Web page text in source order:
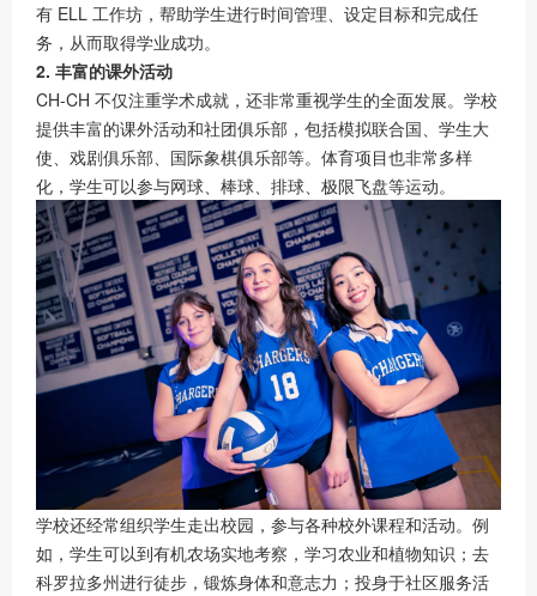
有 ELL 工作坊，帮助学生进行时间管理、设定目标和完成任
务，从而取得学业成功。
2. 丰富的课外活动
CH-CH 不仅注重学术成就，还非常重视学生的全面发展。学校
提供丰富的课外活动和社团俱乐部，包括模拟联合国、学生大
使、戏剧俱乐部、国际象棋俱乐部等。体育项目也非常多样
化，学生可以参与网球、棒球、排球、极限飞盘等运动。
学校还经常组织学生走出校园，参与各种校外课程和活动。例
如，学生可以到有机农场实地考察，学习农业和植物知识；去
科罗拉多州进行徒步，锻炼身体和意志力；投身于社区服务活